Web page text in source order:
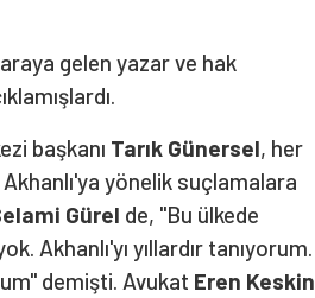
gelen yazar ve hak
başkanı Tarık Günersel, her
yönelik suçlamalara
Gürel de, ''Bu ülkede
Akhanlı'yı yıllardır tanıyorum.
demişti. Avukat Eren Keskin